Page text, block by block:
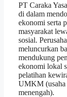
PT Caraka
di dalam
ekonomi serta
masyarakat
sosial.
meluncurkan
mendukung
ekonomi lokal
pelatihan
UMKM (usaha
menengah).